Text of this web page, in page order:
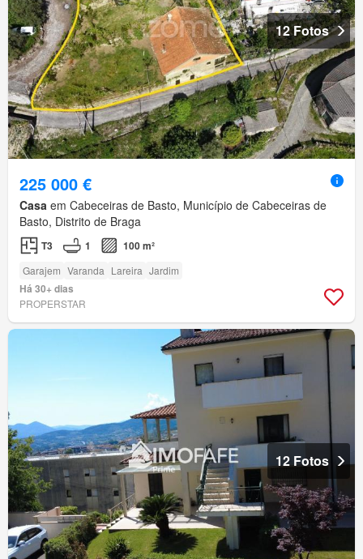
12 Fotos
225 000 €
Casa em Cabeceiras de Basto, Município de Cabeceiras de
Basto, Distrito de Braga
T3 1 100 m²
Garajem Varanda Lareira Jardim
Há 30+ dias
PROPERSTAR
12 Fotos